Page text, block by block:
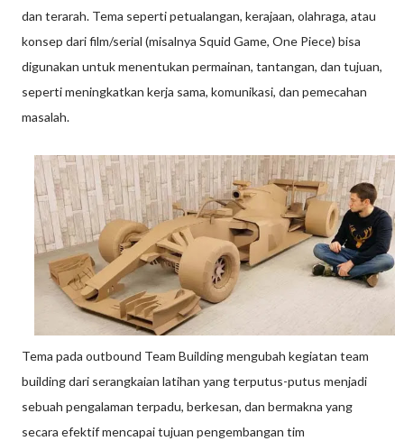
dan terarah. Tema seperti petualangan, kerajaan, olahraga, atau
konsep dari film/serial (misalnya Squid Game, One Piece) bisa
digunakan untuk menentukan permainan, tantangan, dan tujuan,
seperti meningkatkan kerja sama, komunikasi, dan pemecahan
masalah.
Tema pada outbound Team Building mengubah kegiatan team
building dari serangkaian latihan yang terputus-putus menjadi
sebuah pengalaman terpadu, berkesan, dan bermakna yang
secara efektif mencapai tujuan pengembangan tim